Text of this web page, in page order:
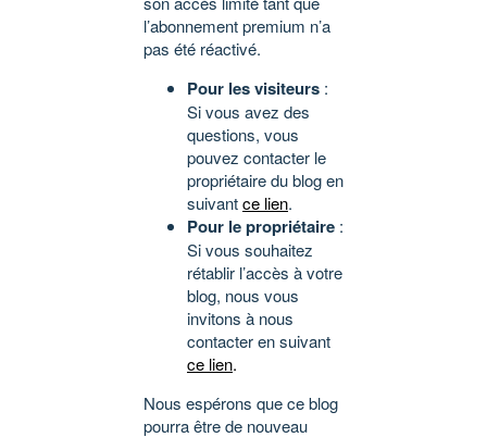
l’abonnement premium n’a
pas été réactivé.
Pour les visiteurs :
Si vous avez des
questions, vous
pouvez contacter le
propriétaire du blog en
suivantce lien.
Pour le propriétaire :
Si vous souhaitez
rétablir l’accès à votre
blog, nous vous
invitons à nous
contacter en suivant
ce lien.
Nous espérons que ce blog
pourra être de nouveau